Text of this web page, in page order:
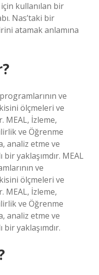
için kullanılan bir
Nas’taki bir
atamak anlamına
ve
ölçmeleri ve
MEAL, İzleme,
ve Öğrenme
analiz etme ve
yaklaşımdır. MEAL
ve
ölçmeleri ve
MEAL, İzleme,
ve Öğrenme
analiz etme ve
yaklaşımdır.